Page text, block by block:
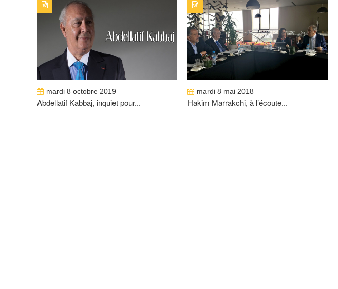
mardi 8 octobre 2019
Abdellatif Kabbaj, inquiet pour...
mardi 8 mai 2018
Hakim Marrakchi, à l’écoute...